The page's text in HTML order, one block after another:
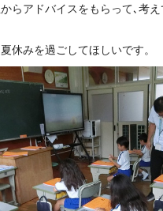
らアドバイスをもらって､考
休みを過ごしてほしいです。